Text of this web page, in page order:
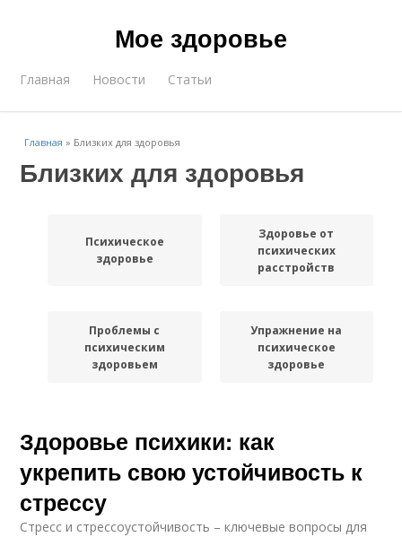
Мое здоровье
Главная Новости Статьи
Главная » Близких для здоровья
Близких для здоровья
Психическое
здоровье
Здоровье от
психических
расстройств
Проблемы с
психическим
здоровьем
Упражнение на
психическое
здоровье
Здоровье психики: как
укрепить свою устойчивость к
стрессу
Стресс и стрессоустойчивость – ключевые вопросы для